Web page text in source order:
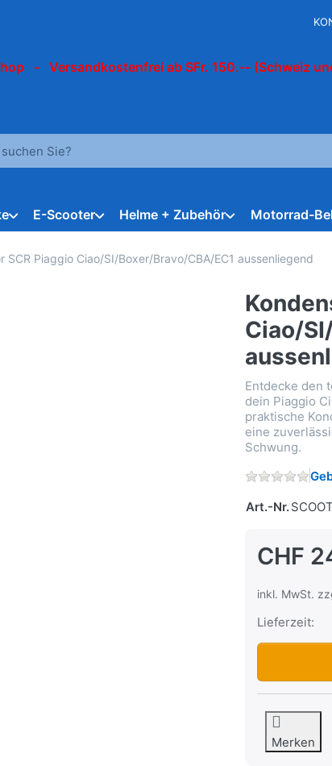
- Versandkostenfrei ab SFr. 150.-- (Schweiz
Suchbegriff ein. Während Sie tippen, erscheinen
E-Scooter Helme + Zubehör Motorrad-
SCR Piaggio Ciao/SI/Boxer/Bravo/CBA/EC1 aussenliegend
Ciao/
Entdecke den
dein Piaggio
praktische
eine
Schwung.
Art.-Nr.
CHF
inkl. MwSt.
Lieferzeit:
Merken